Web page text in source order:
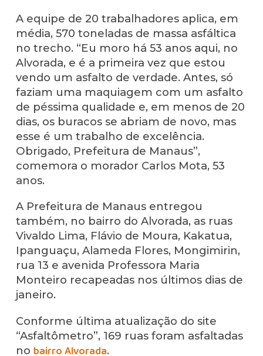
A equipe de 20 trabalhadores aplica, em
média, 570 toneladas de massa asfáltica
no trecho. “Eu moro há 53 anos aqui, no
Alvorada, e é a primeira vez que estou
vendo um asfalto de verdade. Antes, só
faziam uma maquiagem com um asfalto
de péssima qualidade e, em menos de 20
dias, os buracos se abriam de novo, mas
esse é um trabalho de excelência.
Obrigado, Prefeitura de Manaus”,
comemora o morador Carlos Mota, 53
anos.
A Prefeitura de Manaus entregou
também, no bairro do Alvorada, as ruas
Vivaldo Lima, Flávio de Moura, Kakatua,
Ipanguaçu, Alameda Flores, Mongimirin,
rua 13 e avenida Professora Maria
Monteiro recapeadas nos últimos dias de
janeiro.
Conforme última atualização do site
“Asfaltômetro”, 169 ruas foram asfaltadas
no bairro Alvorada.